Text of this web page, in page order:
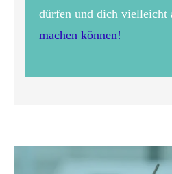
dürfen und dich vielleicht
machen können!